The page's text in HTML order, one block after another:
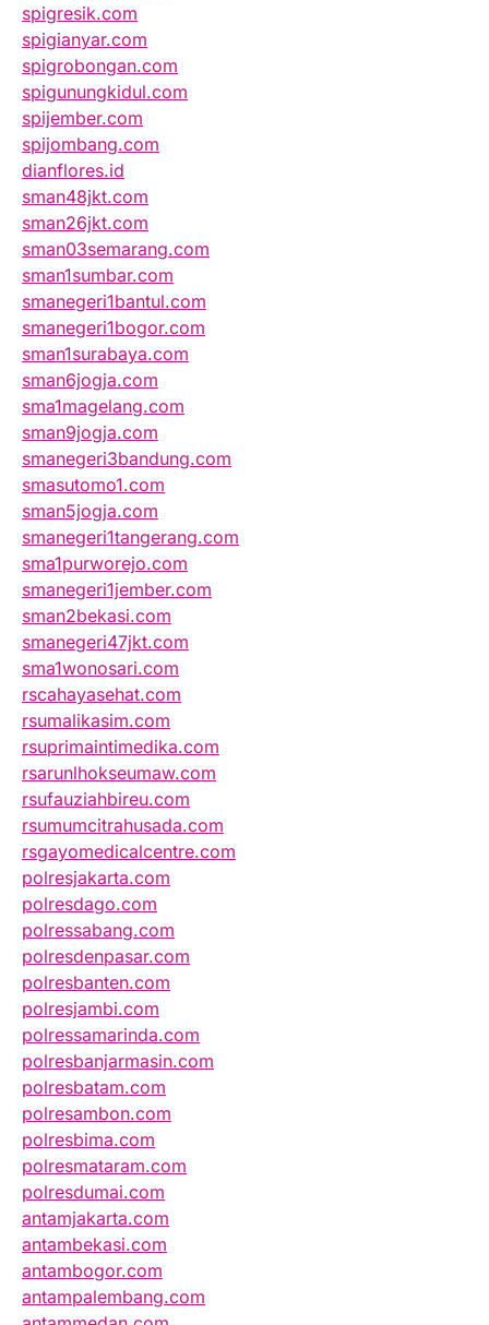
spigresik.com
spigianyar.com
spigrobongan.com
spigunungkidul.com
spijember.com
spijombang.com
dianflores.id
sman48jkt.com
sman26jkt.com
sman03semarang.com
sman1sumbar.com
smanegeri1bantul.com
smanegeri1bogor.com
sman1surabaya.com
sman6jogja.com
sma1magelang.com
sman9jogja.com
smanegeri3bandung.com
smasutomo1.com
sman5jogja.com
smanegeri1tangerang.com
sma1purworejo.com
smanegeri1jember.com
sman2bekasi.com
smanegeri47jkt.com
sma1wonosari.com
rscahayasehat.com
rsumalikasim.com
rsuprimaintimedika.com
rsarunlhokseumaw.com
rsufauziahbireu.com
rsumumcitrahusada.com
rsgayomedicalcentre.com
polresjakarta.com
polresdago.com
polressabang.com
polresdenpasar.com
polresbanten.com
polresjambi.com
polressamarinda.com
polresbanjarmasin.com
polresbatam.com
polresambon.com
polresbima.com
polresmataram.com
polresdumai.com
antamjakarta.com
antambekasi.com
antambogor.com
antampalembang.com